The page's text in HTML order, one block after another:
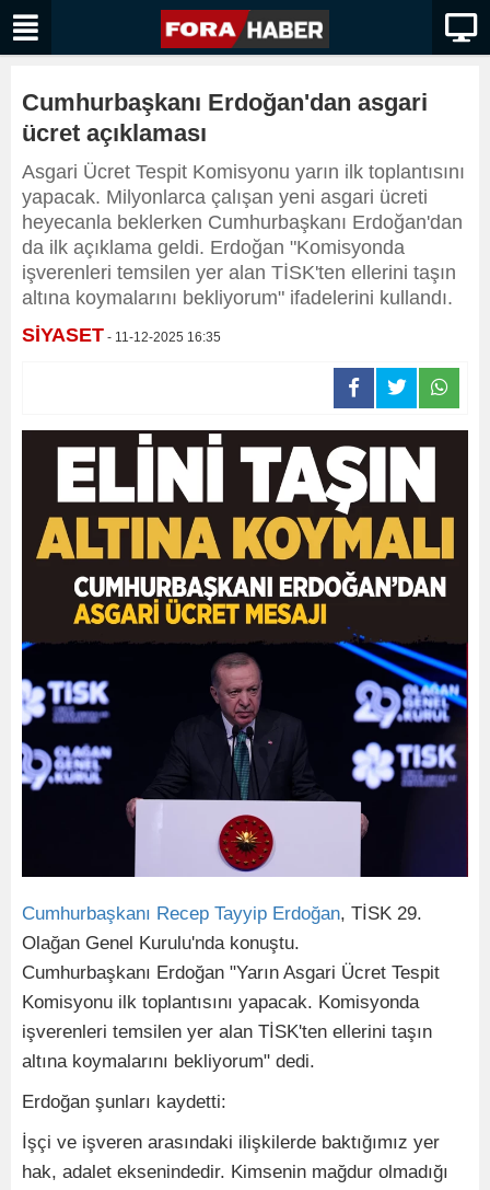
Cumhurbaşkanı Erdoğan'dan asgari
ücret açıklaması
Asgari Ücret Tespit Komisyonu yarın ilk toplantısını
yapacak. Milyonlarca çalışan yeni asgari ücreti
heyecanla beklerken Cumhurbaşkanı Erdoğan'dan
da ilk açıklama geldi. Erdoğan "Komisyonda
işverenleri temsilen yer alan TİSK'ten ellerini taşın
altına koymalarını bekliyorum" ifadelerini kullandı.
SİYASET - 11-12-2025 16:35
Cumhurbaşkanı Recep Tayyip Erdoğan, TİSK 29.
Olağan Genel Kurulu'nda konuştu.
Cumhurbaşkanı Erdoğan "Yarın Asgari Ücret Tespit
Komisyonu ilk toplantısını yapacak. Komisyonda
işverenleri temsilen yer alan TİSK'ten ellerini taşın
altına koymalarını bekliyorum" dedi.
Erdoğan şunları kaydetti:
İşçi ve işveren arasındaki ilişkilerde baktığımız yer
hak, adalet eksenindedir. Kimsenin mağdur olmadığı